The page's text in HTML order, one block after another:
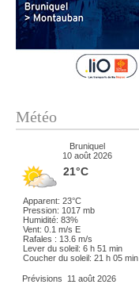
Météo
Bruniquel
10 août 2026
21°C
Apparent: 23°C
Pression: 1017 mb
Humidité: 83%
Vent: 0.1 m/s E
Rafales : 13.6 m/s
Lever du soleil: 6 h 51 min
Coucher du soleil: 21 h 05 min
Prévisions
11 août 2026